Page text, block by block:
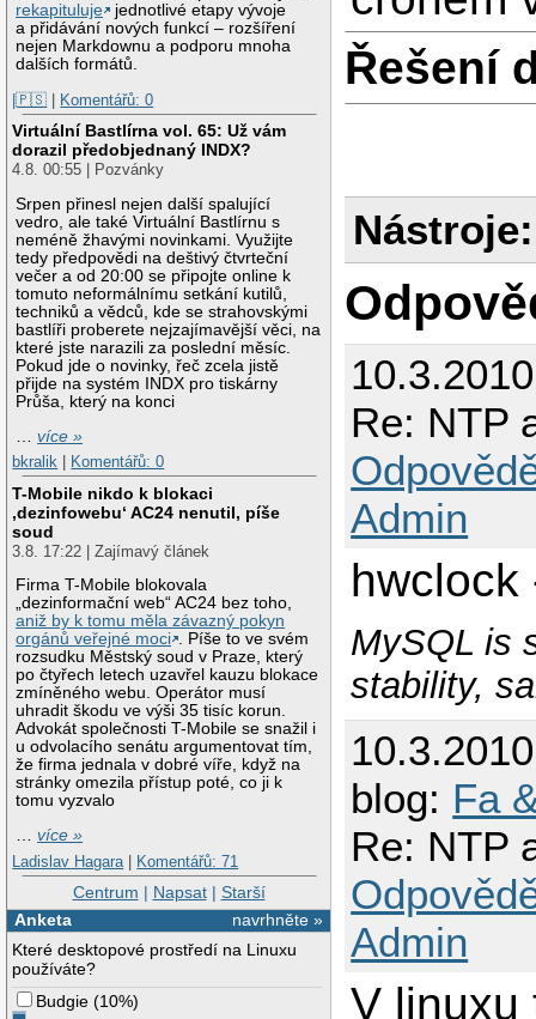
rekapituluje
jednotlivé etapy vývoje
a přidávání nových funkcí – rozšíření
nejen Markdownu a podporu mnoha
dalších formátů.
|🇵🇸 | Komentářů: 0
Virtuální Bastlírna vol. 65: Už vám
dorazil předobjednaný INDX?
4.8. 00:55 | Pozvánky
Srpen přinesl nejen další spalující
vedro, ale také Virtuální Bastlírnu s
neméně žhavými novinkami. Využijte
tedy předpovědi na deštivý čtvrteční
večer a od 20:00 se připojte online k
tomuto neformálnímu setkání kutilů,
techniků a vědců, kde se strahovskými
bastlíři proberete nejzajímavější věci, na
které jste narazili za poslední měsíc.
Pokud jde o novinky, řeč zcela jistě
přijde na systém INDX pro tiskárny
Průša, který na konci
…více »
bkralik
Komentářů: 0
T-Mobile nikdo k blokaci
‚dezinfowebu‘ AC24 nenutil, píše
soud
3.8. 17:22 | Zajímavý článek
Firma T-Mobile blokovala
„dezinformační web“ AC24 bez toho,
aniž by k tomu měla závazný pokyn
orgánů veřejné moci . Píše to ve svém
rozsudku Městský soud v Praze, který
po čtyřech letech uzavřel kauzu blokace
zmíněného webu. Operátor musí
uhradit škodu ve výši 35 tisíc korun.
Advokát společnosti T-Mobile se snažil i
u odvolacího senátu argumentovat tím,
že firma jednala v dobré víře, když na
stránky omezila přístup poté, co ji k
tomu vyzvalo
…více »
Ladislav Hagara | Komentářů: 71
Centrum | Napsat| Starší
navrhněte »
Anketa
Které desktopové prostředí na Linuxu
používáte?
Budgie (10%)
Řešení
Nástroje:
Re: NTP
Admin
hwclock
MySQL is
stability,
blog: Fa
Re: NTP
Admin
V linuxu